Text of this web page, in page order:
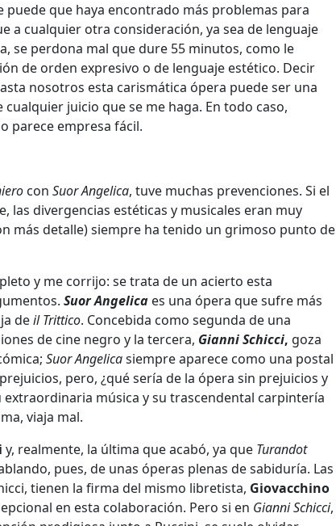
que haya encontrado más problemas para
a cualquier otra consideración, ya sea de lenguaje
se perdona mal que dure 55 minutos, como le
de orden expresivo o de lenguaje estético. Decir
nosotros esta carismática ópera puede ser una
juicio que se me haga. En todo caso,
parece empresa fácil.
con Suor Angelica, tuve muchas prevenciones. Si el
divergencias estéticas y musicales eran muy
más detalle) siempre ha tenido un grimoso punto de
y me corrijo: se trata de un acierto esta
Suor Angelica es una ópera que sufre más
deil Trittico. Concebida como segunda de una
de cine negro y la tercera, Gianni Schicci, goza
Suor Angelicasiempre aparece como una postal
pero, ¿qué sería de la ópera sin prejuicios y
música y su trascendental carpintería
viaja mal.
y, realmente, la última que acabó, ya que Turandot
pues, de unas óperas plenas de sabiduría. Las
tienen la firma del mismo libretista, Giovacchino
en esta colaboración. Pero si en Gianni Schicci,